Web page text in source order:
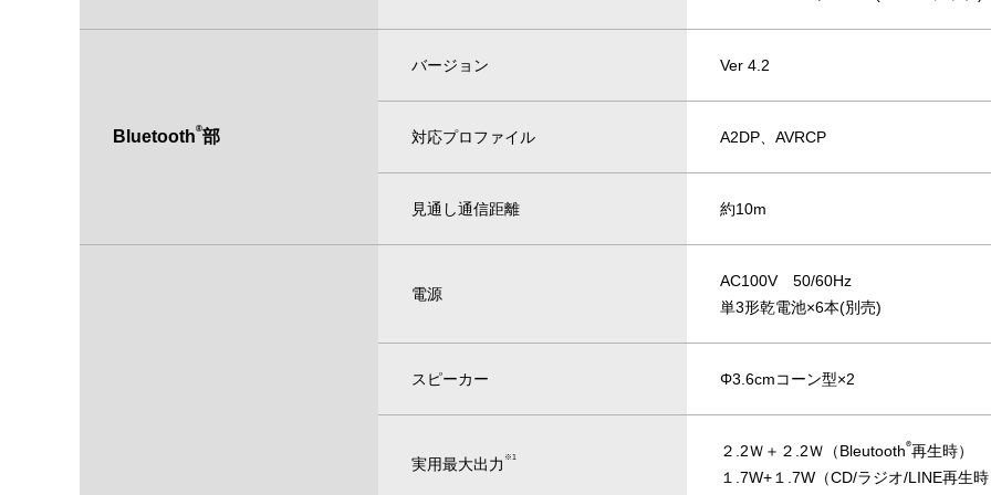
Bluetooth®部
バージョン Ver 4.2
対応プロファイル A2DP、AVRCP
見通し通信距離 約10m
電源
AC100V 50/60Hz
単3形乾電池×6本(別売)
スピーカー Φ3.6cmコーン型×2
実用最大出力 ※1 ２.2Ｗ＋２.2Ｗ（Bleutooth®再生時）
１.7W+１.7W（CD/ラジオ/LINE再生